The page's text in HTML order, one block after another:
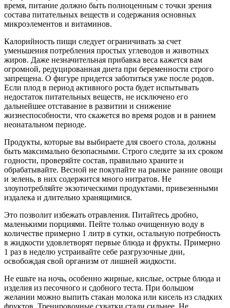
время, питание должно быть полноценным с точки зрения
состава питательных веществ и содержания основных
микроэлементов и витаминов.
Калорийность пищи следует ограничивать за счет
уменьшения потребления простых углеводов и животных
жиров. Даже незначительная прибавка веса кажется вам
огромной, редуцированная диета при беременности строго
запрещена. О фигуре придется заботиться уже после родов.
Если плод в период активного роста будет испытывать
недостаток питательных веществ, не исключено его
дальнейшее отставание в развитии и снижение
жизнеспособности, что скажется во время родов и в раннем
неонатальном периоде.
Продукты, которые вы выбираете для своего стола, должны
быть максимально безопасными. Строго следите за их сроком
годности, проверяйте состав, правильно храните и
обрабатывайте. Весной не покупайте на рынке ранние овощи
и зелень, в них содержится много нитратов. Не
злоупотребляйте экзотическими продуктами, привезенными
издалека и длительно хранящимися.
Это позволит избежать отравления. Питайтесь дробно,
маленькими порциями. Пейте только очищенную воду в
количестве примерно 1 литр в сутки, остальную потребность
в жидкости удовлетворят первые блюда и фрукты. Примерно
1 раз в неделю устраивайте себе разгрузочные дни,
освобождая свой организм от лишней жидкости.
Не ешьте на ночь, особенно жирные, кислые, острые блюда и
изделия из песочного и сдобного теста. При большом
желании можно выпить стакан молока или кисель из сладких
фруктов. Тренировочные схватки стали сильнее. Не